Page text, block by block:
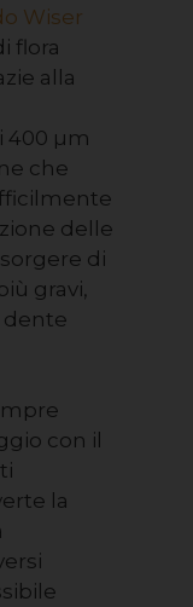
Wiser
flora
alla
400 µm
che
delle
di
gravi,
dente
con il
la